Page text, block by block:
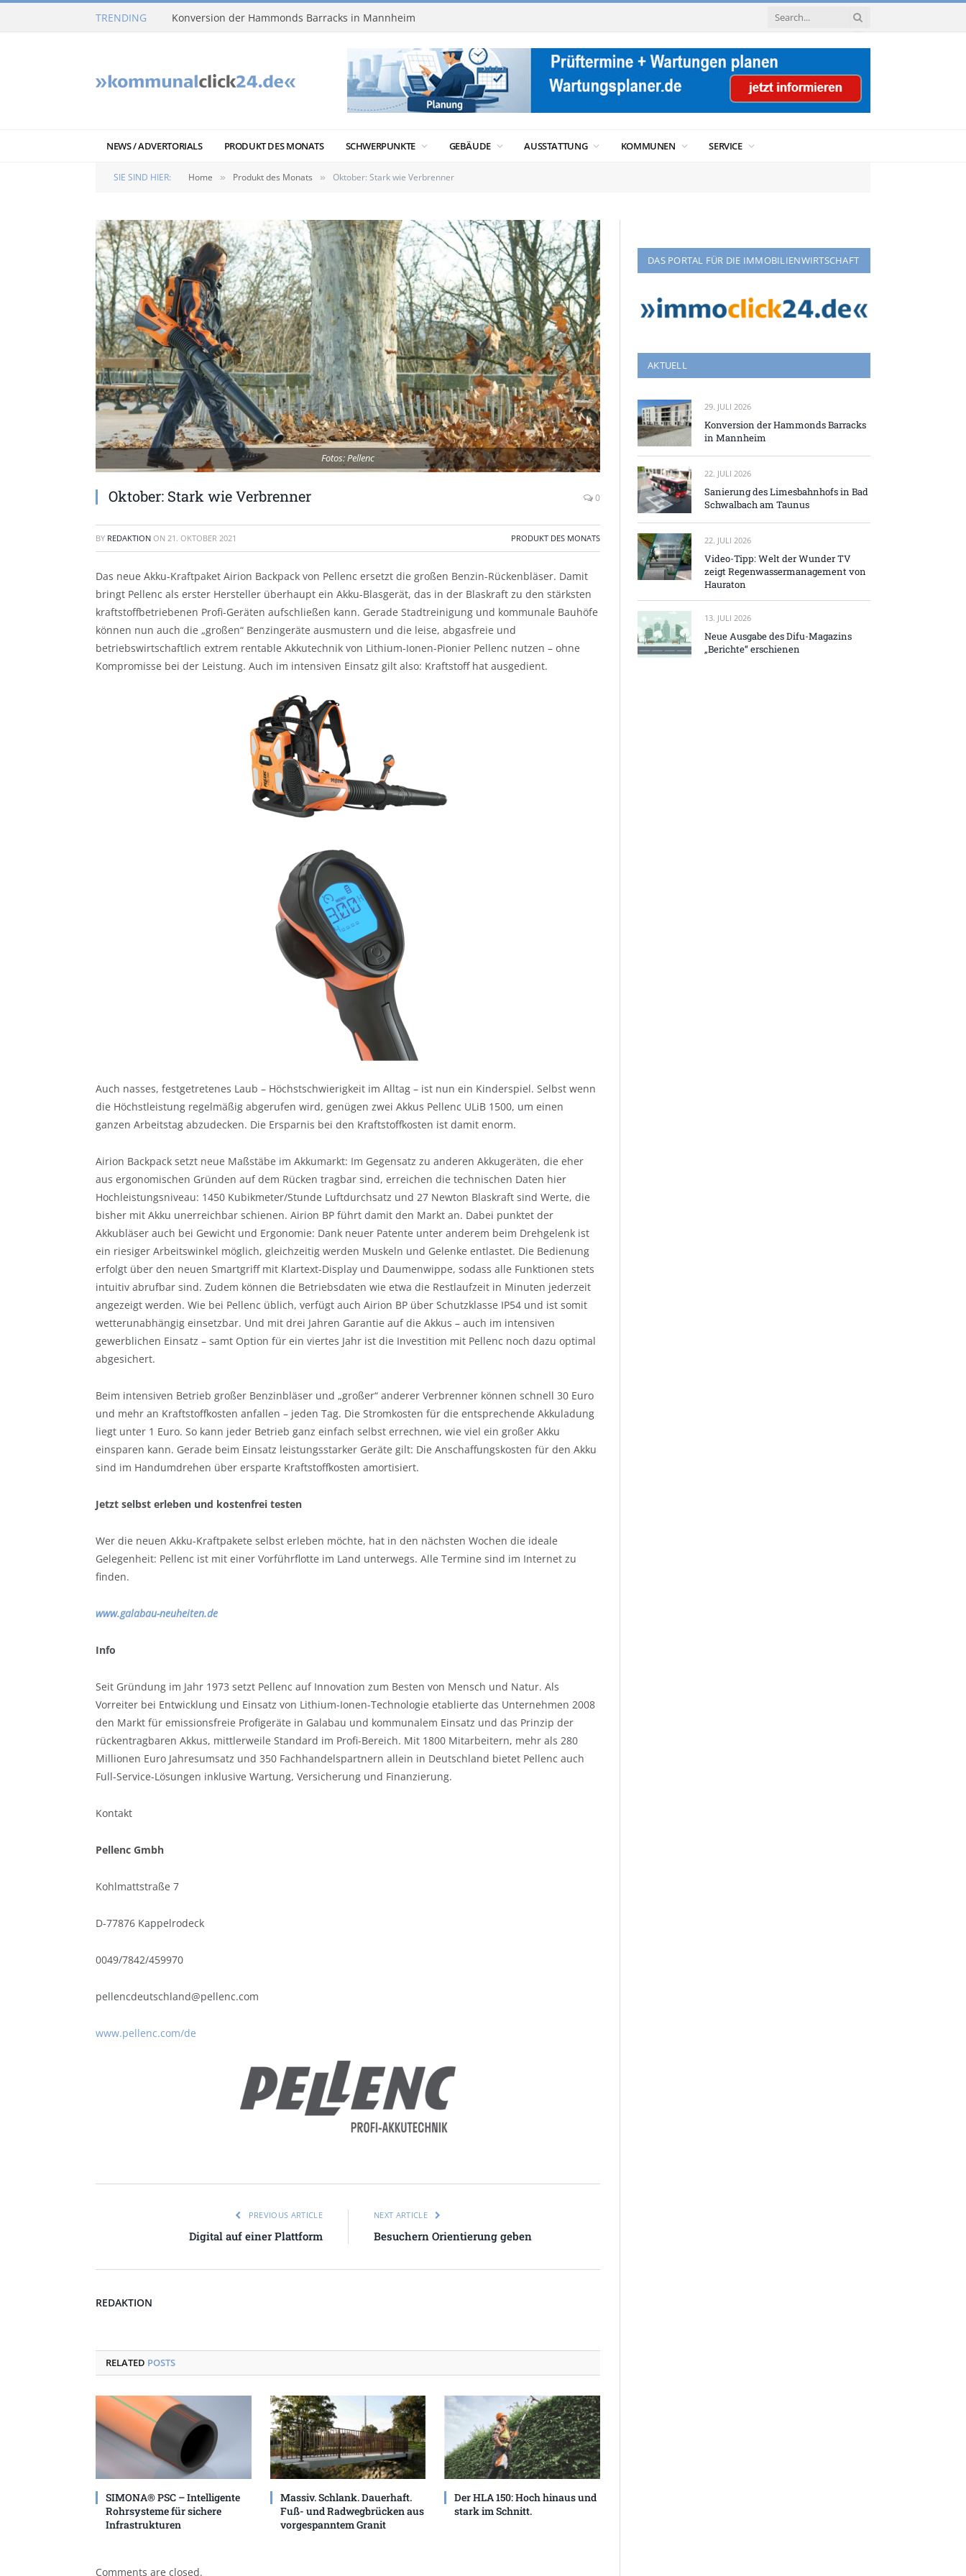
TRENDING Konversion der Hammonds Barracks in Mannheim
NEWS / ADVERTORIALS PRODUKT DES MONATS SCHWERPUNKTE GEBÄUDE AUSSTATTUNG KOMMUNEN SERVICE
SIE SIND HIER: Home » Produkt des Monats » Oktober: Stark wie Verbrenner
Fotos: Pellenc
Oktober: Stark wie Verbrenner 0
BY REDAKTION ON 21. OKTOBER 2021 PRODUKT DES MONATS
Das neue Akku-Kraftpaket Airion Backpack von Pellenc ersetzt die großen Benzin-Rückenbläser. Damit
bringt Pellenc als erster Hersteller überhaupt ein Akku-Blasgerät, das in der Blaskraft zu den stärksten
kraftstoffbetriebenen Profi-Geräten aufschließen kann. Gerade Stadtreinigung und kommunale Bauhöfe
können nun auch die „großen“ Benzingeräte ausmustern und die leise, abgasfreie und
betriebswirtschaftlich extrem rentable Akkutechnik von Lithium-Ionen-Pionier Pellenc nutzen – ohne
Kompromisse bei der Leistung. Auch im intensiven Einsatz gilt also: Kraftstoff hat ausgedient.
Auch nasses, festgetretenes Laub – Höchstschwierigkeit im Alltag – ist nun ein Kinderspiel. Selbst wenn
die Höchstleistung regelmäßig abgerufen wird, genügen zwei Akkus Pellenc ULiB 1500, um einen
ganzen Arbeitstag abzudecken. Die Ersparnis bei den Kraftstoffkosten ist damit enorm.
Airion Backpack setzt neue Maßstäbe im Akkumarkt: Im Gegensatz zu anderen Akkugeräten, die eher
aus ergonomischen Gründen auf dem Rücken tragbar sind, erreichen die technischen Daten hier
Hochleistungsniveau: 1450 Kubikmeter/Stunde Luftdurchsatz und 27 Newton Blaskraft sind Werte, die
bisher mit Akku unerreichbar schienen. Airion BP führt damit den Markt an. Dabei punktet der
Akkubläser auch bei Gewicht und Ergonomie: Dank neuer Patente unter anderem beim Drehgelenk ist
ein riesiger Arbeitswinkel möglich, gleichzeitig werden Muskeln und Gelenke entlastet. Die Bedienung
erfolgt über den neuen Smartgriff mit Klartext-Display und Daumenwippe, sodass alle Funktionen stets
intuitiv abrufbar sind. Zudem können die Betriebsdaten wie etwa die Restlaufzeit in Minuten jederzeit
angezeigt werden. Wie bei Pellenc üblich, verfügt auch Airion BP über Schutzklasse IP54 und ist somit
wetterunabhängig einsetzbar. Und mit drei Jahren Garantie auf die Akkus – auch im intensiven
gewerblichen Einsatz – samt Option für ein viertes Jahr ist die Investition mit Pellenc noch dazu optimal
abgesichert.
Beim intensiven Betrieb großer Benzinbläser und „großer“ anderer Verbrenner können schnell 30 Euro
und mehr an Kraftstoffkosten anfallen – jeden Tag. Die Stromkosten für die entsprechende Akkuladung
liegt unter 1 Euro. So kann jeder Betrieb ganz einfach selbst errechnen, wie viel ein großer Akku
einsparen kann. Gerade beim Einsatz leistungsstarker Geräte gilt: Die Anschaffungskosten für den Akku
sind im Handumdrehen über ersparte Kraftstoffkosten amortisiert.
Jetzt selbst erleben und kostenfrei testen
Wer die neuen Akku-Kraftpakete selbst erleben möchte, hat in den nächsten Wochen die ideale
Gelegenheit: Pellenc ist mit einer Vorführflotte im Land unterwegs. Alle Termine sind im Internet zu
finden.
www.galabau-neuheiten.de
Info
Seit Gründung im Jahr 1973 setzt Pellenc auf Innovation zum Besten von Mensch und Natur. Als
Vorreiter bei Entwicklung und Einsatz von Lithium-Ionen-Technologie etablierte das Unternehmen 2008
den Markt für emissionsfreie Profigeräte in Galabau und kommunalem Einsatz und das Prinzip der
rückentragbaren Akkus, mittlerweile Standard im Profi-Bereich. Mit 1800 Mitarbeitern, mehr als 280
Millionen Euro Jahresumsatz und 350 Fachhandelspartnern allein in Deutschland bietet Pellenc auch
Full-Service-Lösungen inklusive Wartung, Versicherung und Finanzierung.
Kontakt
Pellenc Gmbh
Kohlmattstraße 7
D-77876 Kappelrodeck
0049/7842/459970
pellencdeutschland@pellenc.com
www.pellenc.com/de
PREVIOUS ARTICLE
Digital auf einer Plattform
NEXT ARTICLE
Besuchern Orientierung geben
REDAKTION
RELATED POSTS
SIMONA® PSC – Intelligente
Rohrsysteme für sichere
Infrastrukturen
Massiv. Schlank. Dauerhaft.
Fuß- und Radwegbrücken aus
vorgespanntem Granit
Der HLA 150: Hoch hinaus und
stark im Schnitt.
Comments are closed.
DAS PORTAL FÜR DIE IMMOBILIENWIRTSCHAFT
AKTUELL
29. JULI 2026
Konversion der Hammonds Barracks
in Mannheim
22. JULI 2026
Sanierung des Limesbahnhofs in Bad
Schwalbach am Taunus
22. JULI 2026
Video-Tipp: Welt der Wunder TV
zeigt Regenwassermanagement von
Hauraton
13. JULI 2026
Neue Ausgabe des Difu-Magazins
„Berichte“ erschienen